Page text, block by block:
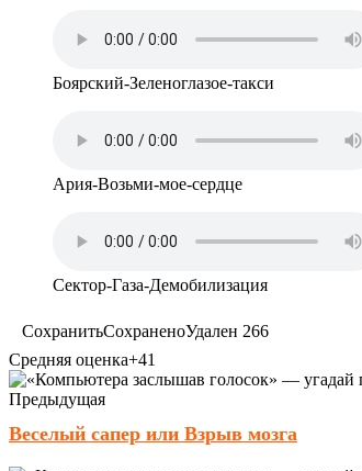
Боярский-Зеленоглазое-такси
Ария-Возьми-мое-сердце
Сектор-Газа-Демобилизация
СохранитьСохраненоУдален 266
Средняя оценка+41
Предыдущая
Веселый сапер или Взрыв мозга